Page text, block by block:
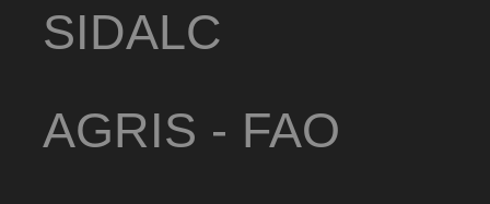
SIDALC
AGRIS - FAO